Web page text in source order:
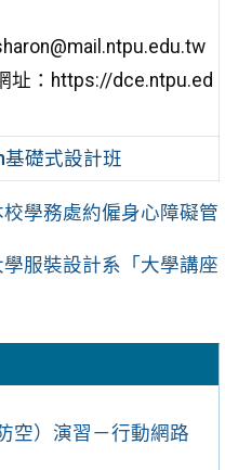
空）演習－行動網路
址：https://dce.ntpu.ed
礎式設計班
學務處約僱身心障礙管
服裝設計系「大學講座